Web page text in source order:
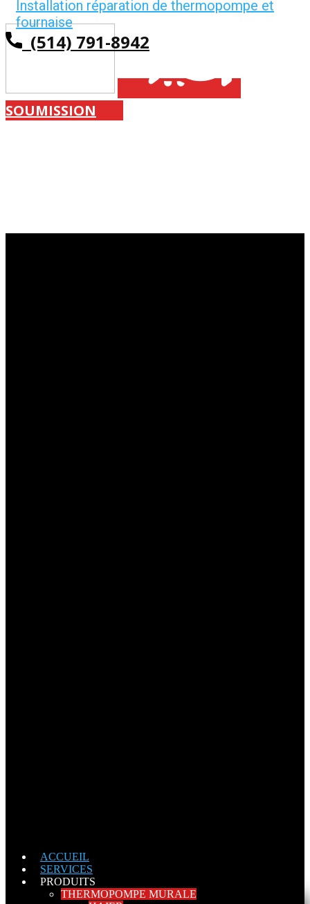
SOUMISSION
Installation réparation de thermopompe et
fournaise
(514) 791-8942
ACCUEIL
SERVICES
PRODUITS
THERMOPOMPE MURALE